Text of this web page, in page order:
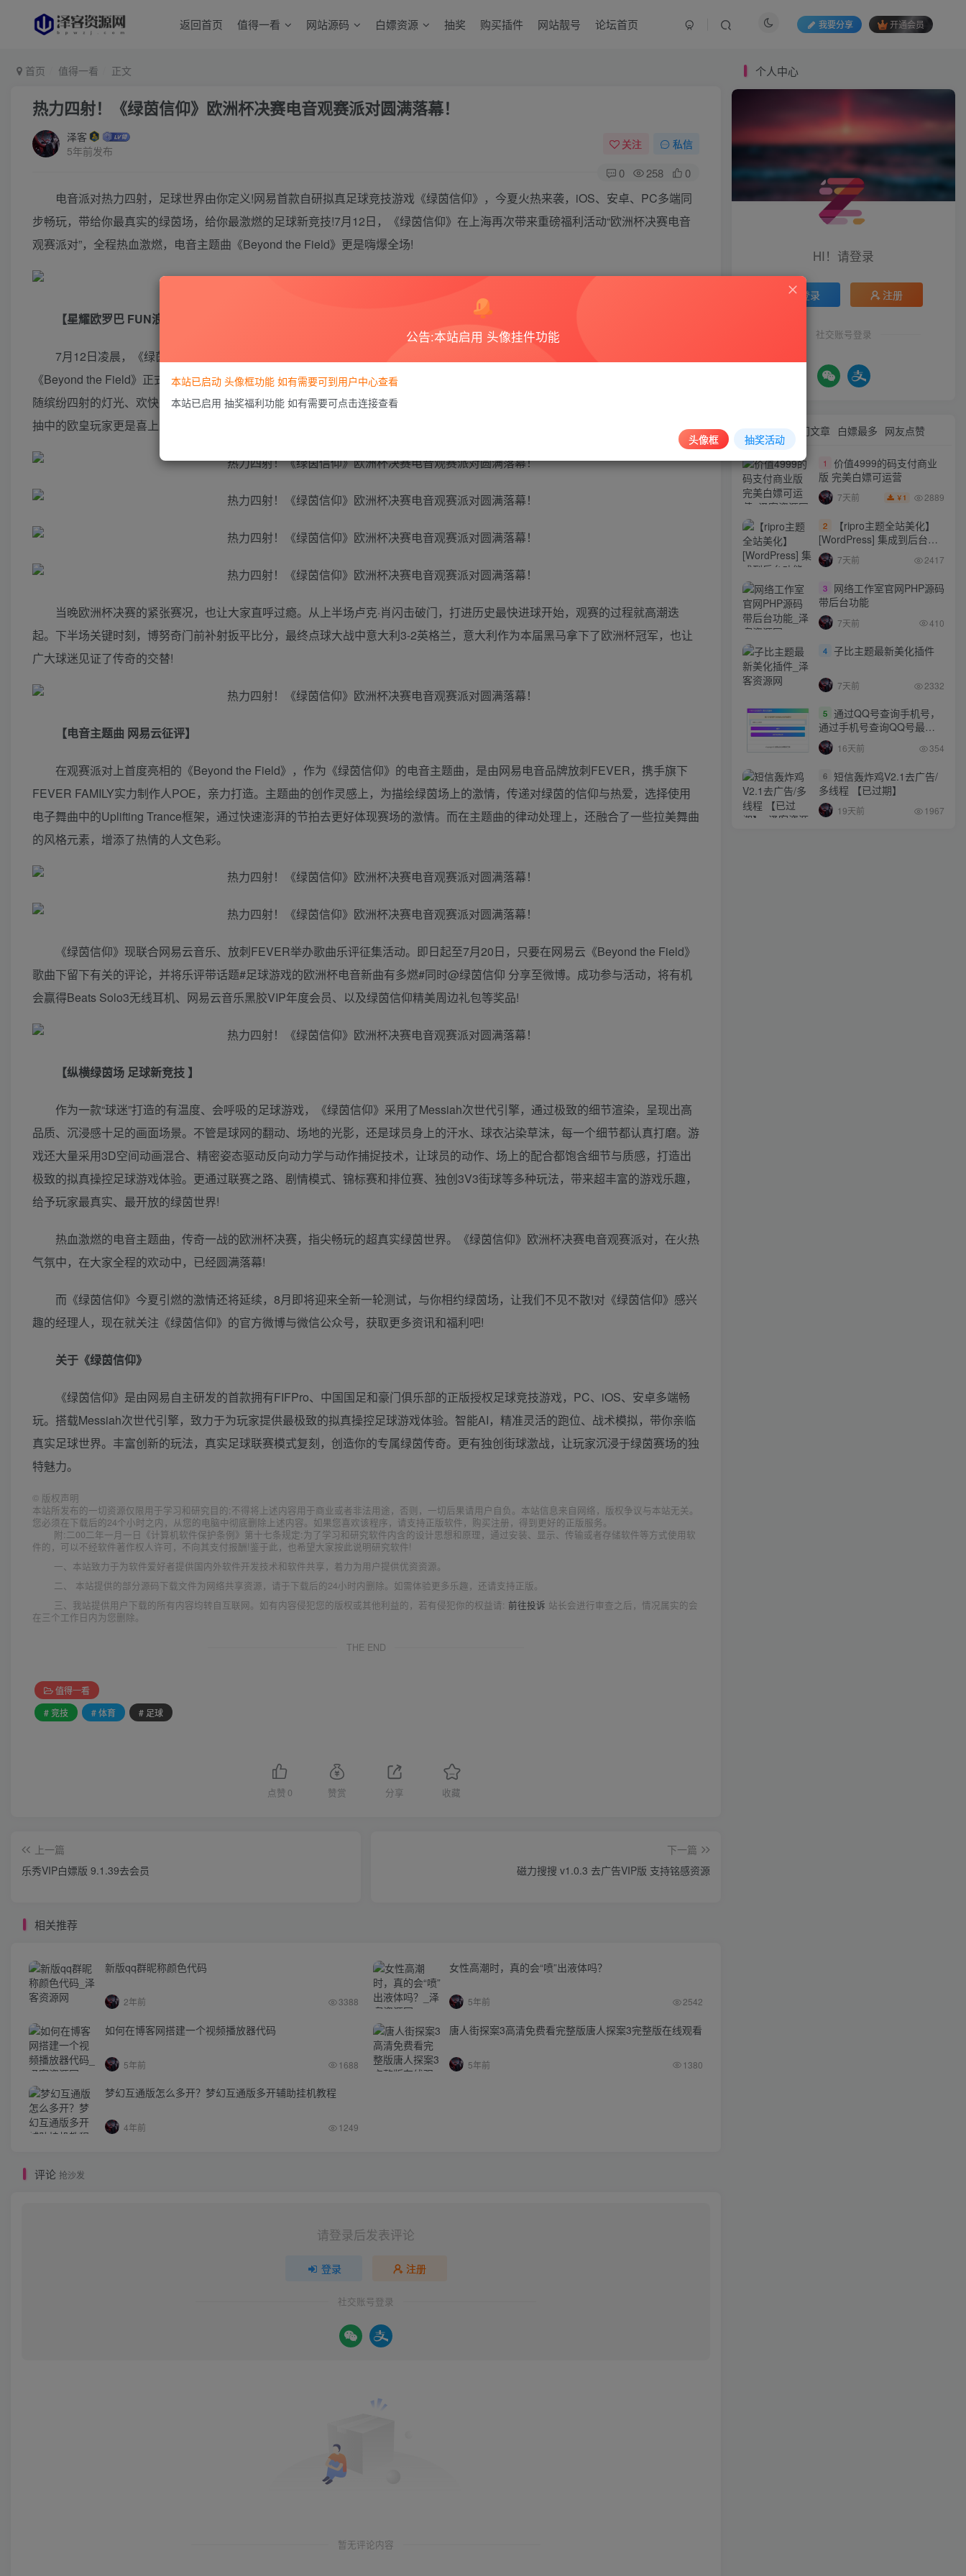
返回首页 值得一看 网站源码 白嫖资源 抽奖 购买插件 网站靓号 论坛首页 我要分享 开通会员
首页 值得一看 正文
热力四射！《绿茵信仰》欧洲杯决赛电音观赛派对圆满落幕！
泽客
5年前发布
关注 私信
0 258 0
电音派对热力四射，足球世界由你定义!网易首款自研拟真足球竞技游戏《绿茵信仰》，今夏火热来袭，iOS、安卓、PC多端同
步畅玩，带给你最真实的绿茵场，给你最激燃的足球新竞技!7月12日，《绿茵信仰》在上海再次带来重磅福利活动“欧洲杯决赛电音
观赛派对”，全程热血激燃，电音主题曲《Beyond the Field》更是嗨爆全场!
【星耀欧罗巴 FUN浪绿茵场】
7月12日凌晨，《绿茵信仰》欧洲杯决赛电音观赛派对，在上海徐汇区9号俱乐部火热开启。决赛开始之前，游戏电音主题曲
《Beyond the Field》正式发布，制作人POE现场倾情演绎，开启热力无限的Fun浪电音派对。众多到场的球迷和玩家朋友，纷纷跟
随缤纷四射的灯光、欢快躁动的音乐舞动，火爆的气氛引燃所有人的激情。抽奖环节也如约送出全新Switch，再次引爆大家热情，被
抽中的欧皇玩家更是喜上眉梢!
当晚欧洲杯决赛的紧张赛况，也让大家直呼过瘾。从上半场卢克·肖闪击破门，打进历史最快进球开始，观赛的过程就高潮迭
起。下半场关键时刻，博努奇门前补射扳平比分，最终点球大战中意大利3-2英格兰，意大利作为本届黑马拿下了欧洲杯冠军，也让
广大球迷见证了传奇的交替!
【电音主题曲 网易云征评】
在观赛派对上首度亮相的《Beyond the Field》，作为《绿茵信仰》的电音主题曲，是由网易电音品牌放刺FEVER，携手旗下
FEVER FAMILY实力制作人POE，亲力打造。主题曲的创作灵感上，为描绘绿茵场上的激情，传递对绿茵的信仰与热爱，选择使用
电子舞曲中的Uplifting Trance框架，通过快速澎湃的节拍去更好体现赛场的激情。而在主题曲的律动处理上，还融合了一些拉美舞曲
的风格元素，增添了热情的人文色彩。
《绿茵信仰》现联合网易云音乐、放刺FEVER举办歌曲乐评征集活动。即日起至7月20日，只要在网易云《Beyond the Field》
歌曲下留下有关的评论，并将乐评带话题#足球游戏的欧洲杯电音新曲有多燃#同时@绿茵信仰 分享至微博。成功参与活动，将有机
会赢得Beats Solo3无线耳机、网易云音乐黑胶VIP年度会员、以及绿茵信仰精美周边礼包等奖品!
【纵横绿茵场 足球新竞技 】
作为一款“球迷”打造的有温度、会呼吸的足球游戏，《绿茵信仰》采用了Messiah次世代引擎，通过极致的细节渲染，呈现出高
品质、沉浸感十足的画面场景。不管是球网的翻动、场地的光影，还是球员身上的汗水、球衣沾染草沫，每一个细节都认真打磨。游
戏还大量采用3D空间动画混合、精密姿态驱动反向动力学与动作捕捉技术，让球员的动作、场上的配合都饱含细节与质感，打造出
极致的拟真操控足球游戏体验。更通过联赛之路、剧情模式、锦标赛和排位赛、独创3V3街球等多种玩法，带来超丰富的游戏乐趣，
给予玩家最真实、最开放的绿茵世界!
热血激燃的电音主题曲，传奇一战的欧洲杯决赛，指尖畅玩的超真实绿茵世界。《绿茵信仰》欧洲杯决赛电音观赛派对，在火热
气氛中，在大家全程的欢动中，已经圆满落幕!
而《绿茵信仰》今夏引燃的激情还将延续，8月即将迎来全新一轮测试，与你相约绿茵场，让我们不见不散!对《绿茵信仰》感兴
趣的经理人，现在就关注《绿茵信仰》的官方微博与微信公众号，获取更多资讯和福利吧!
关于《绿茵信仰》
《绿茵信仰》是由网易自主研发的首款拥有FIFPro、中国国足和豪门俱乐部的正版授权足球竞技游戏，PC、iOS、安卓多端畅
玩。搭载Messiah次世代引擎，致力于为玩家提供最极致的拟真操控足球游戏体验。智能AI，精准灵活的跑位、战术模拟，带你亲临
真实足球世界。丰富创新的玩法，真实足球联赛模式复刻，创造你的专属绿茵传奇。更有独创街球激战，让玩家沉浸于绿茵赛场的独
特魅力。
© 版权声明
本站所发布的一切资源仅限用于学习和研究目的;不得将上述内容用于商业或者非法用途，否则，一切后果请用户自负。本站信息来自网络，版权争议与本站无关。
您必须在下载后的24个小时之内，从您的电脑中彻底删除上述内容。如果您喜欢该程序，请支持正版软件，购买注册，得到更好的正版服务。
附:二00二年一月一日《计算机软件保护条例》第十七条规定:为了学习和研究软件内含的设计思想和原理，通过安装、显示、传输或者存储软件等方式使用软
件的，可以不经软件著作权人许可，不向其支付报酬!鉴于此，也希望大家按此说明研究软件!
一、本站致力于为软件爱好者提供国内外软件开发技术和软件共享，着力为用户提供优资资源。
二、 本站提供的部分源码下载文件为网络共享资源，请于下载后的24小时内删除。如需体验更多乐趣，还请支持正版。
三、我站提供用户下载的所有内容均转自互联网。如有内容侵犯您的版权或其他利益的，若有侵犯你的权益请: 前往投诉 站长会进行审查之后，情况属实的会
在三个工作日内为您删除。
THE END
值得一看
# 竞技
# 体育 # 足球
点赞 0 赞赏 分享 收藏
上一篇
乐秀VIP白嫖版 9.1.39去会员
下一篇
磁力搜搜 v1.0.3 去广告VIP版 支持铭感资源
相关推荐
新版qq群昵称颜色代码
2年前 3388
女性高潮时，真的会“喷”出液体吗？
5年前 2542
如何在博客网搭建一个视频播放器代码
5年前 1688
唐人街探案3高清免费看完整版唐人探案3完整版在线观看
5年前 1380
梦幻互通版怎么多开？梦幻互通版多开辅助挂机教程
4年前 1249
评论 抢沙发
请登录后发表评论
登录 注册
社交账号登录
暂无评论内容
个人中心
HI！请登录
登录 注册
社交账号登录
热门文章 白嫖最多 网友点赞
1
价值4999的码支付商业
版 完美白嫖可运营
7天前 ￥ 1 2889
2
【ripro主题全站美化】
[WordPress] 集成到后台功
能的全站美化包
WordPress…
7天前 2417
3
网络工作室官网PHP源码
带后台功能
7天前 410
4 子比主题最新美化插件
7天前 2332
5 通过QQ号查询手机号，
通过手机号查询QQ号最新
网站源码
16天前 354
6 短信轰炸鸡V2.1去广告/
多线程 【已过期】
19天前 1967
公告:本站启用 头像挂件功能
本站已启动 头像框功能 如有需要可到用户中心查看
本站已启用 抽奖福利功能 如有需要可点击连接查看
头像框 抽奖活动